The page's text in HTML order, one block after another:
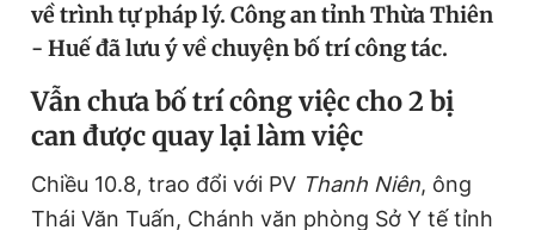
Tiện ích Bạn cần biết
Thông tin tòa soạn Liên hệ quảng cáo
về trình tự pháp lý. Công an tỉnh Thừa Thiên
- Huế đã lưu ý về chuyện bố trí công tác.
Vẫn chưa bố trí công việc cho 2 bị
can được quay lại làm việc
Chiều 10.8, trao đổi với PV Thanh Niên, ông
Thái Văn Tuấn, Chánh văn phòng Sở Y tế tỉnh